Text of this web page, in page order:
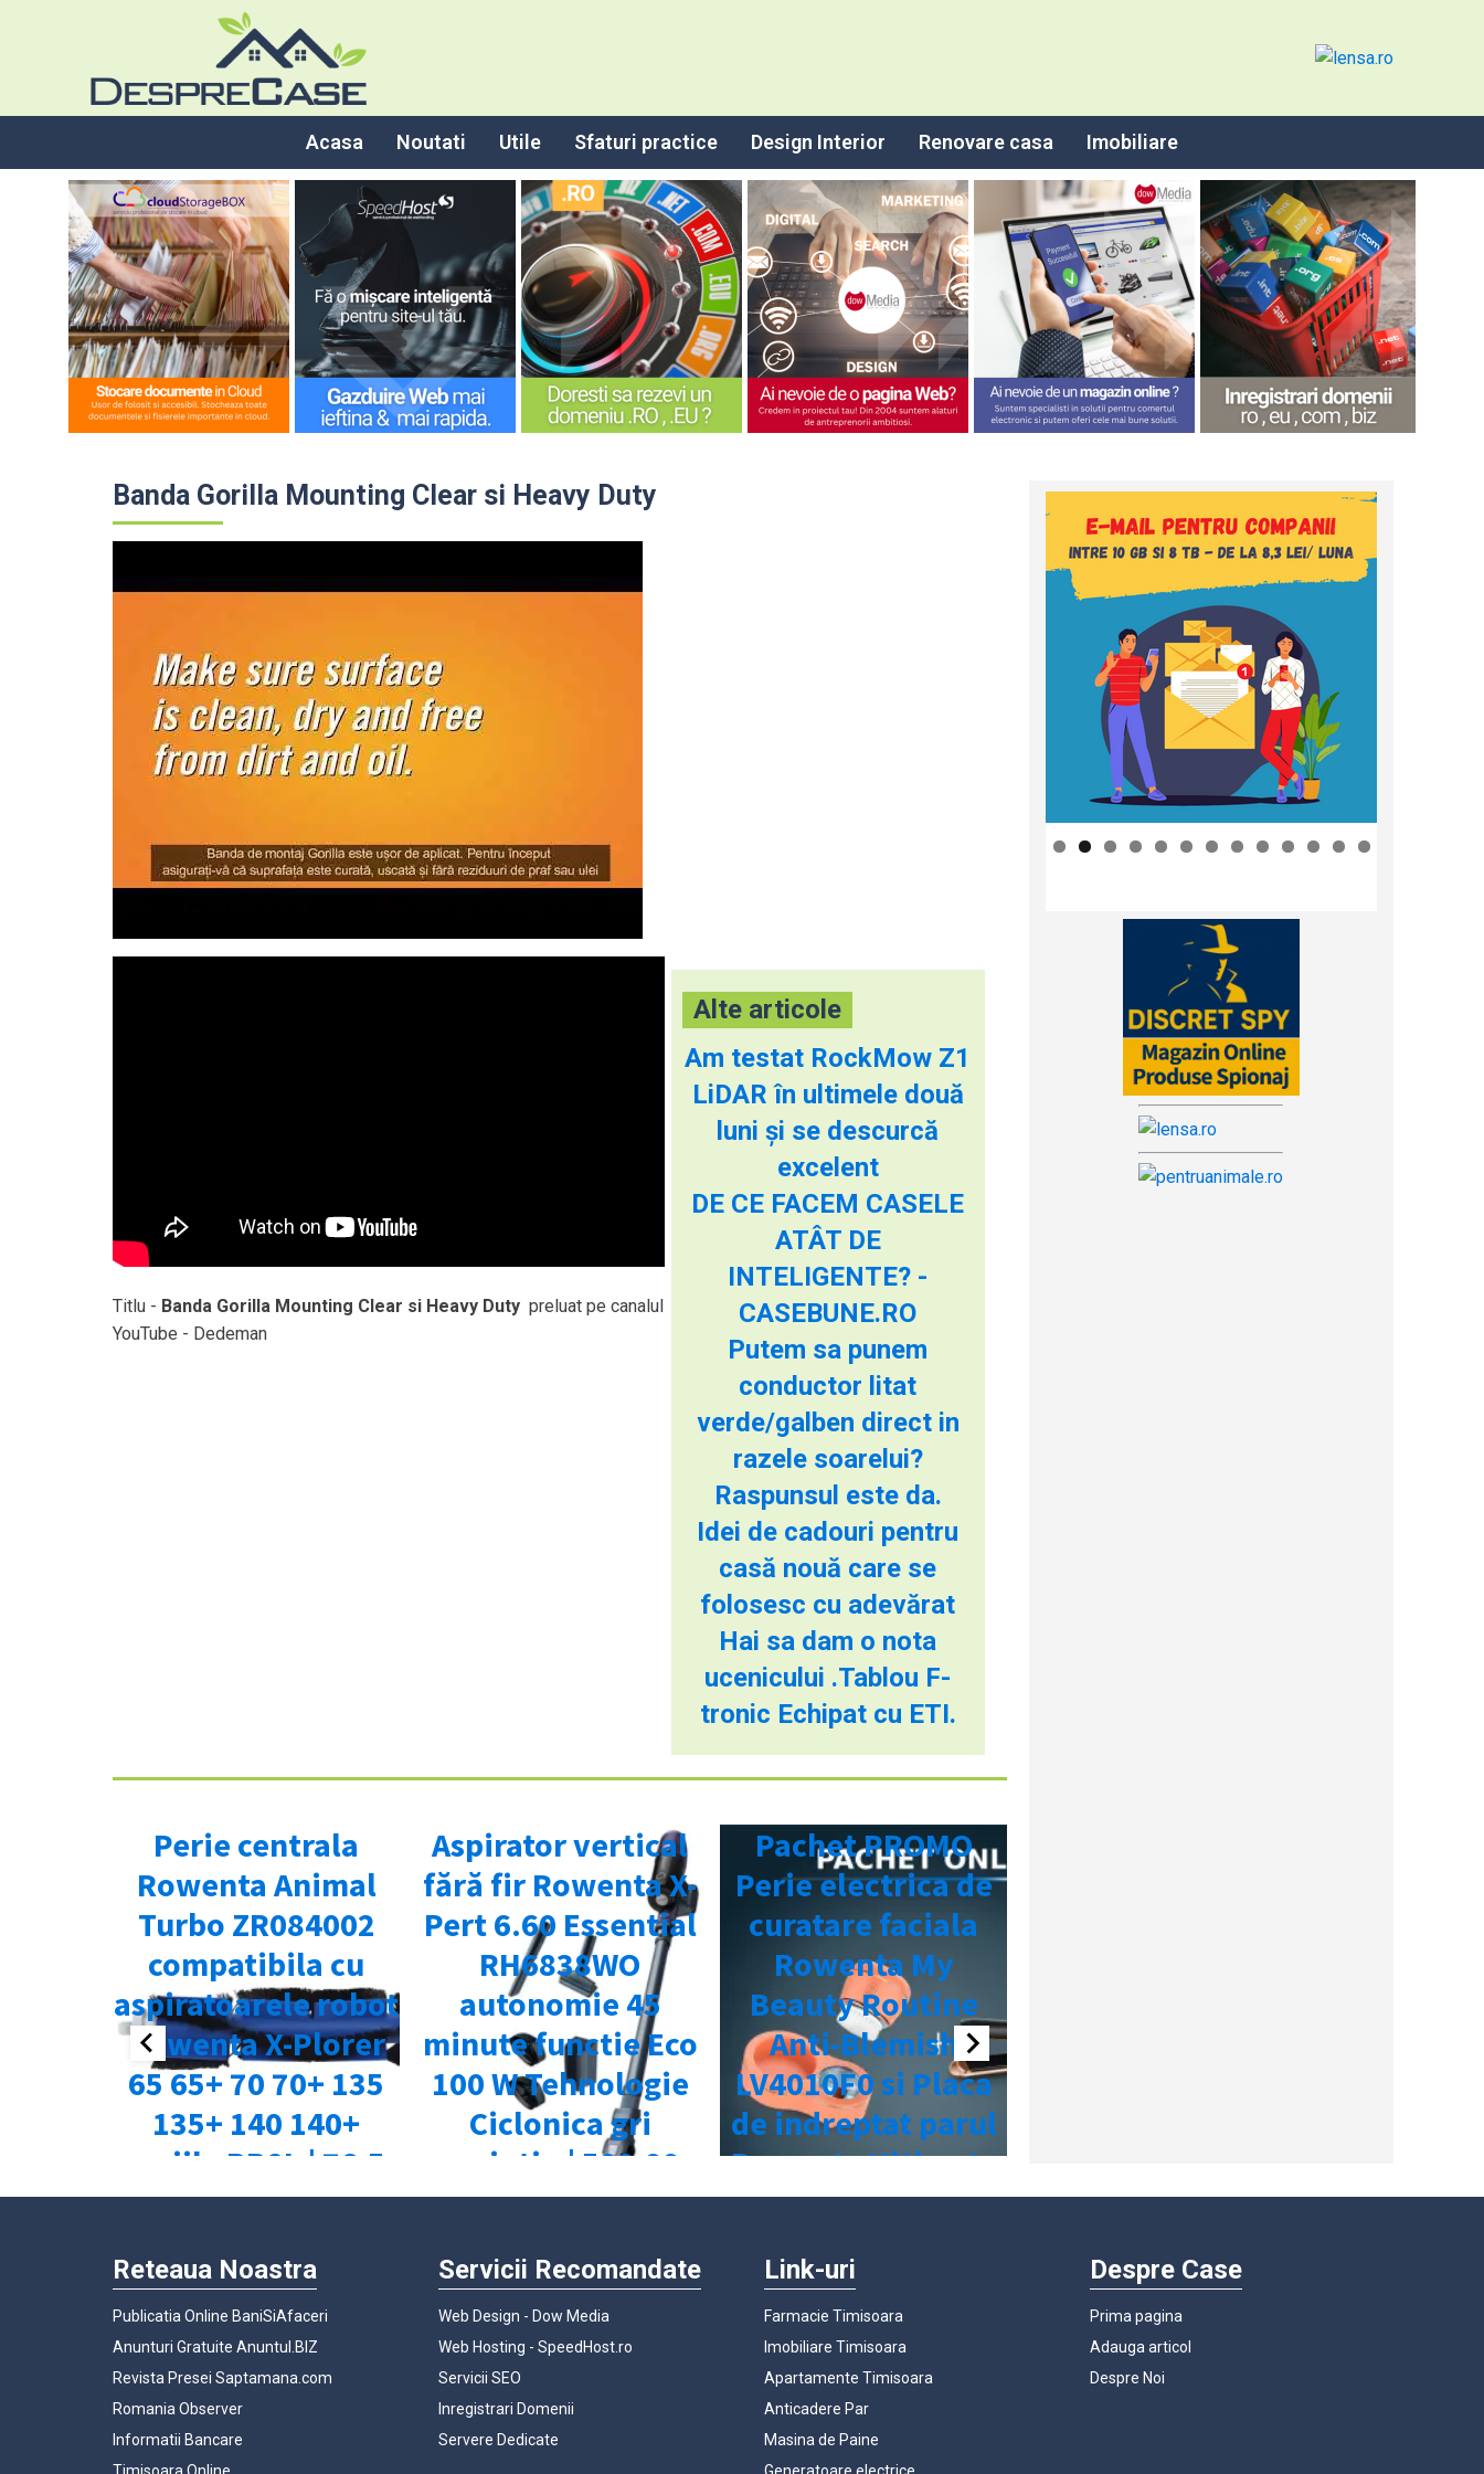
Acasa Noutati Utile Sfaturi practice Design Interior Renovare casa Imobiliare
Banda Gorilla Mounting Clear si Heavy Duty
Titlu - Banda Gorilla Mounting Clear si Heavy Duty preluat pe canalul
YouTube - Dedeman
Alte articole
Am testat RockMow Z1
LiDAR în ultimele două
luni și se descurcă
excelent
DE CE FACEM CASELE
ATÂT DE
INTELIGENTE? -
CASEBUNE.RO
Putem sa punem
conductor litat
verde/galben direct in
razele soarelui?
Raspunsul este da.
Idei de cadouri pentru
casă nouă care se
folosesc cu adevărat
Hai sa dam o nota
ucenicului .Tablou F-
tronic Echipat cu ETI.
Reteaua Noastra
Publicatia Online BaniSiAfaceri
Anunturi Gratuite Anuntul.BIZ
Revista Presei Saptamana.com
Romania Observer
Informatii Bancare
Timisoara Online
Servicii Recomandate
Web Design - Dow Media
Web Hosting - SpeedHost.ro
Servicii SEO
Inregistrari Domenii
Servere Dedicate
Link-uri
Farmacie Timisoara
Imobiliare Timisoara
Apartamente Timisoara
Anticadere Par
Masina de Paine
Generatoare electrice
Despre Case
Prima pagina
Adauga articol
Despre Noi